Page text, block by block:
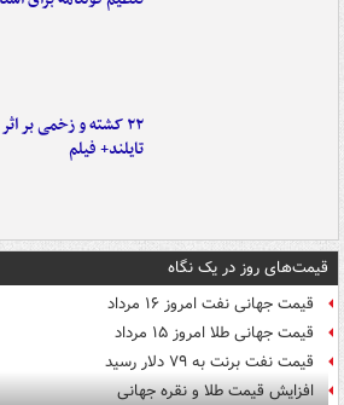
۲۲ کشته و زخمی بر
تایلند+ فیلم
قیمت‌های روز در یک نگاه
قیمت جهانی نفت امروز ۱۶ مرداد
قیمت جهانی طلا امروز ۱۵ مرداد
قیمت نفت برنت به ۷۹ دلار رسید
افزایش قیمت طلا و نقره جهانی